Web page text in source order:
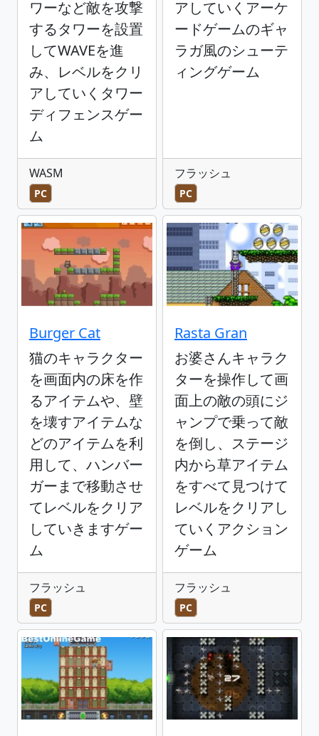
ワーなど敵を攻撃
するタワーを設置
してWAVEを進
み、レベルをクリ
アしていくタワー
ディフェンスゲー
ム
WASM
PC
アしていくアーケ
ードゲームのギャ
ラガ風のシューテ
ィングゲーム
フラッシュ
PC
Burger Cat
猫のキャラクター
を画面内の床を作
るアイテムや、壁
を壊すアイテムな
どのアイテムを利
用して、ハンバー
ガーまで移動させ
てレベルをクリア
していきますゲー
ム
フラッシュ
PC
Rasta Gran
お婆さんキャラク
ターを操作して画
面上の敵の頭にジ
ャンプで乗って敵
を倒し、ステージ
内から草アイテム
をすべて見つけて
レベルをクリアし
ていくアクション
ゲーム
フラッシュ
PC